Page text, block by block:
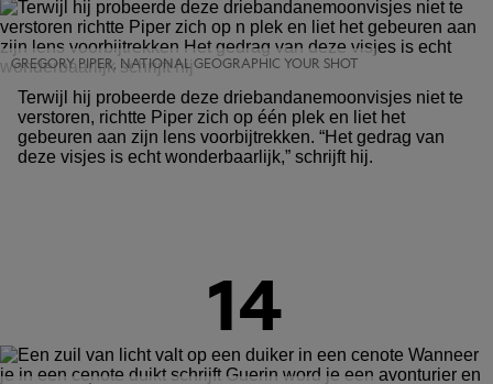
GREGORY PIPER, NATIONAL GEOGRAPHIC YOUR SHOT
Terwijl hij probeerde deze driebandanemoonvisjes niet te
verstoren, richtte Piper zich op één plek en liet het
gebeuren aan zijn lens voorbijtrekken. “Het gedrag van
deze visjes is echt wonderbaarlijk,” schrijft hij.
14